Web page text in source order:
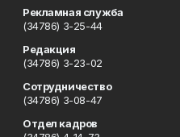
Рекламная служба
(34786) 3-25-44
Редакция
(34786) 3-23-02
Сотрудничество
(34786) 3-08-47
Отдел кадров